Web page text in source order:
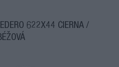
622X44 ČIERNA /